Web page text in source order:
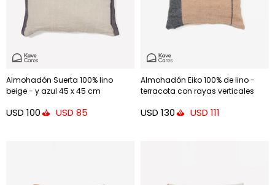
Almohadón Suerta 100% lino
beige - y azul 45 x 45 cm
USD 100 USD 85
Almohadón Eiko 100% de lino -
terracota con rayas verticales
USD 130 USD 111